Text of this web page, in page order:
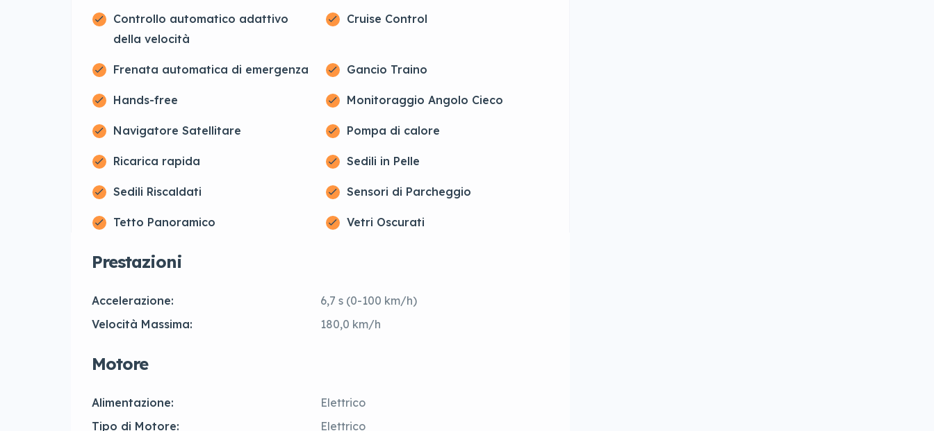
Controllo automatico adattivo
della velocità
Cruise Control
Frenata automatica di emergenza Gancio Traino
Hands-free Monitoraggio Angolo Cieco
Navigatore Satellitare Pompa di calore
Ricarica rapida Sedili in Pelle
Sedili Riscaldati Sensori di Parcheggio
Tetto Panoramico Vetri Oscurati
Prestazioni
Accelerazione:
6,7 s (0-100 km/h)
Velocità Massima:
180,0 km/h
Motore
Alimentazione:
Elettrico
Tipo di Motore:
Elettrico